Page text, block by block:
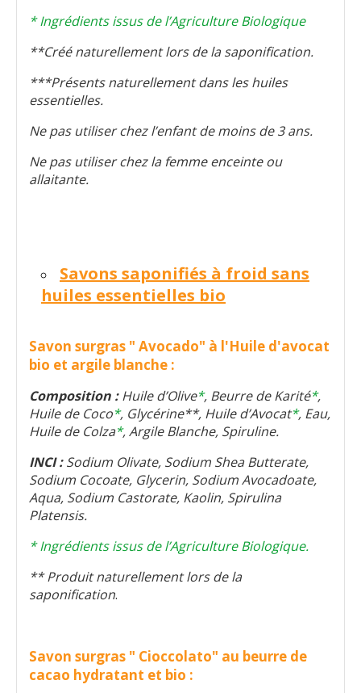
* Ingrédients issus de l’Agriculture Biologique
**Créé naturellement lors de la saponification.
***Présents naturellement dans les huiles
essentielles.
Ne pas utiliser chez l’enfant de moins de 3 ans.
Ne pas utiliser chez la femme enceinte ou
allaitante.
Savons saponifiés à froid sans
huiles essentielles bio
Savon surgras " Avocado" à l'Huile d'avocat
bio et argile blanche :
Composition :Huile d’Olive*, Beurre de Karité*,
Huile de Coco*, Glycérine**, Huile d’Avocat*, Eau,
Huile de Colza*, Argile Blanche, Spiruline.
INCI :Sodium Olivate, Sodium Shea Butterate,
Sodium Cocoate, Glycerin, Sodium Avocadoate,
Aqua, Sodium Castorate, Kaolin, Spirulina
Platensis.
* Ingrédients issus de l’Agriculture Biologique.
** Produit naturellement lors de la
saponification.
Savon surgras " Cioccolato" au beurre de
cacao hydratant et bio :